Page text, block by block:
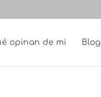
opinan de mi Blog